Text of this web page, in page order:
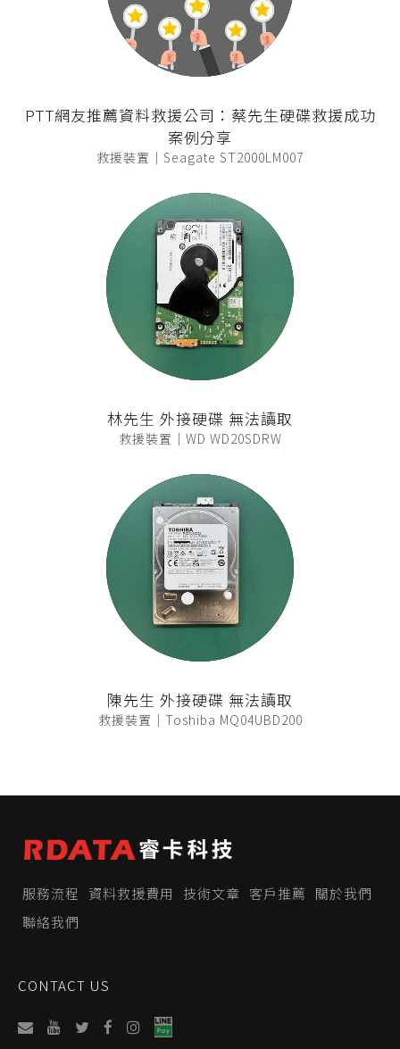
PTT網友推薦資料救援公司：蔡先生硬碟救援成功
案例分享
救援裝置｜Seagate ST2000LM007
林先生 外接硬碟 無法讀取
救援裝置｜WD WD20SDRW
陳先生 外接硬碟 無法讀取
救援裝置｜Toshiba MQ04UBD200
服務流程 資料救援費用 技術文章 客戶推薦
關於我們
聯絡我們
CONTACT US